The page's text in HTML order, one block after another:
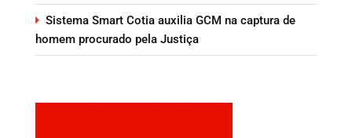
Sistema Smart Cotia auxilia GCM na captura de
homem procurado pela Justiça